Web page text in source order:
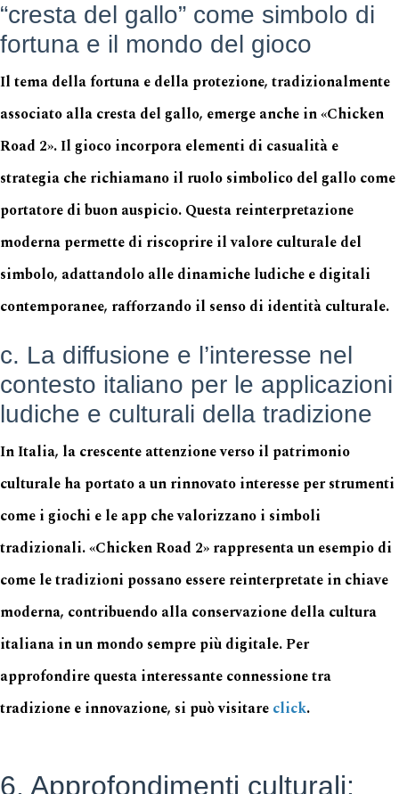
“cresta del gallo” come simbolo di
fortuna e il mondo del gioco
Il tema della fortuna e della protezione, tradizionalmente
associato alla cresta del gallo, emerge anche in «Chicken
Road 2». Il gioco incorpora elementi di casualità e
strategia che richiamano il ruolo simbolico del gallo come
portatore di buon auspicio. Questa reinterpretazione
moderna permette di riscoprire il valore culturale del
simbolo, adattandolo alle dinamiche ludiche e digitali
contemporanee, rafforzando il senso di identità culturale.
c. La diffusione e l’interesse nel
contesto italiano per le applicazioni
ludiche e culturali della tradizione
In Italia, la crescente attenzione verso il patrimonio
culturale ha portato a un rinnovato interesse per strumenti
come i giochi e le app che valorizzano i simboli
tradizionali. «Chicken Road 2» rappresenta un esempio di
come le tradizioni possano essere reinterpretate in chiave
moderna, contribuendo alla conservazione della cultura
italiana in un mondo sempre più digitale. Per
approfondire questa interessante connessione tra
tradizione e innovazione, si può visitare click.
6. Approfondimenti culturali: